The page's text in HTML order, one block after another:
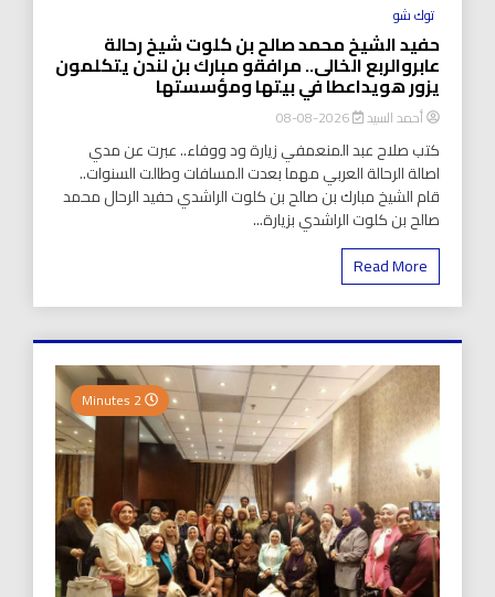
توك شو
حفيد الشيخ محمد صالح بن كلوت شيخ رحالة
عابروالربع الخالى.. مرافقو مبارك بن لندن يتكلمون
يزور هويداعطا في بيتها ومؤسستها
أحمد السيد 2026-08-08
كتب صلاح عبد المنعمفي زيارة ود ووفاء.. عبرت عن مدي
اصالة الرحالة العربي مهما بعدت المسافات وطالت السنوات..
قام الشيخ مبارك بن صالح بن كلوت الراشدي حفيد الرحال محمد
صالح بن كلوت الراشدي بزيارة...
Read More